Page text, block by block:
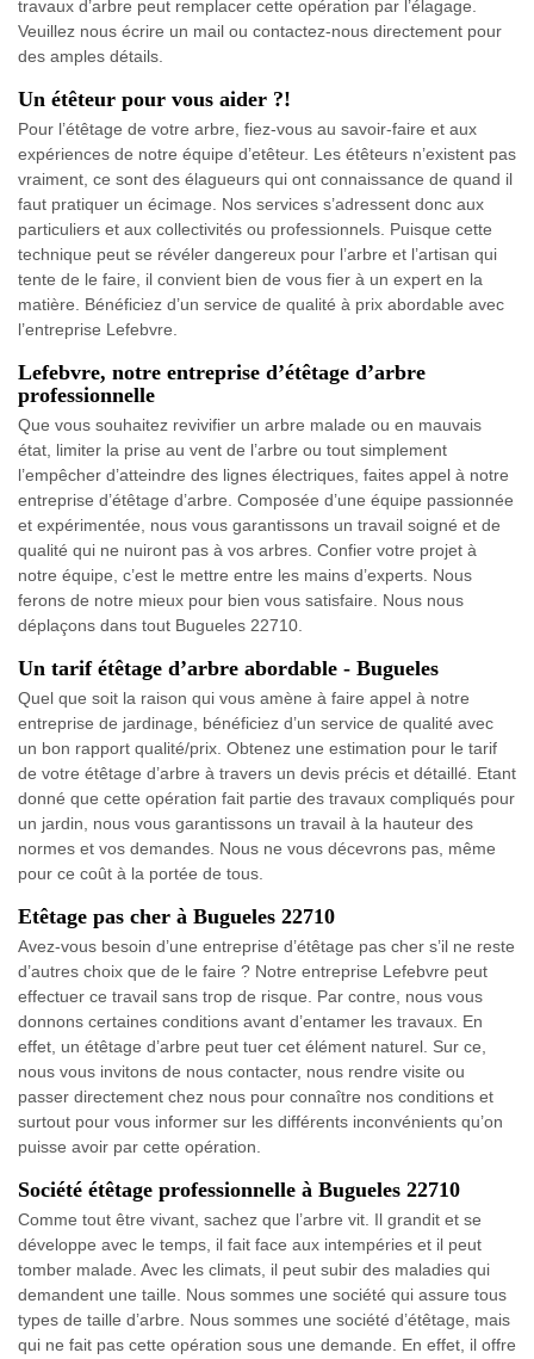
travaux d’arbre peut remplacer cette opération par l’élagage.
Veuillez nous écrire un mail ou contactez-nous directement pour
des amples détails.
Un étêteur pour vous aider ?!
Pour l’étêtage de votre arbre, fiez-vous au savoir-faire et aux
expériences de notre équipe d’etêteur. Les étêteurs n’existent pas
vraiment, ce sont des élagueurs qui ont connaissance de quand il
faut pratiquer un écimage. Nos services s’adressent donc aux
particuliers et aux collectivités ou professionnels. Puisque cette
technique peut se révéler dangereux pour l’arbre et l’artisan qui
tente de le faire, il convient bien de vous fier à un expert en la
matière. Bénéficiez d’un service de qualité à prix abordable avec
l’entreprise Lefebvre.
Lefebvre, notre entreprise d’étêtage d’arbre
professionnelle
Que vous souhaitez revivifier un arbre malade ou en mauvais
état, limiter la prise au vent de l’arbre ou tout simplement
l’empêcher d’atteindre des lignes électriques, faites appel à notre
entreprise d’étêtage d’arbre. Composée d’une équipe passionnée
et expérimentée, nous vous garantissons un travail soigné et de
qualité qui ne nuiront pas à vos arbres. Confier votre projet à
notre équipe, c’est le mettre entre les mains d’experts. Nous
ferons de notre mieux pour bien vous satisfaire. Nous nous
déplaçons dans tout Bugueles 22710.
Un tarif étêtage d’arbre abordable - Bugueles
Quel que soit la raison qui vous amène à faire appel à notre
entreprise de jardinage, bénéficiez d’un service de qualité avec
un bon rapport qualité/prix. Obtenez une estimation pour le tarif
de votre étêtage d’arbre à travers un devis précis et détaillé. Etant
donné que cette opération fait partie des travaux compliqués pour
un jardin, nous vous garantissons un travail à la hauteur des
normes et vos demandes. Nous ne vous décevrons pas, même
pour ce coût à la portée de tous.
Etêtage pas cher à Bugueles 22710
Avez-vous besoin d’une entreprise d’étêtage pas cher s’il ne reste
d’autres choix que de le faire ? Notre entreprise Lefebvre peut
effectuer ce travail sans trop de risque. Par contre, nous vous
donnons certaines conditions avant d’entamer les travaux. En
effet, un étêtage d’arbre peut tuer cet élément naturel. Sur ce,
nous vous invitons de nous contacter, nous rendre visite ou
passer directement chez nous pour connaître nos conditions et
surtout pour vous informer sur les différents inconvénients qu’on
puisse avoir par cette opération.
Société étêtage professionnelle à Bugueles 22710
Comme tout être vivant, sachez que l’arbre vit. Il grandit et se
développe avec le temps, il fait face aux intempéries et il peut
tomber malade. Avec les climats, il peut subir des maladies qui
demandent une taille. Nous sommes une société qui assure tous
types de taille d’arbre. Nous sommes une société d’étêtage, mais
qui ne fait pas cette opération sous une demande. En effet, il offre